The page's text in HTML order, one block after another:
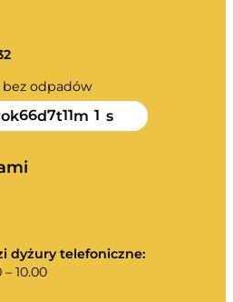
odpadów
66d7t11m 1 s
dyżury telefoniczne:
10.00